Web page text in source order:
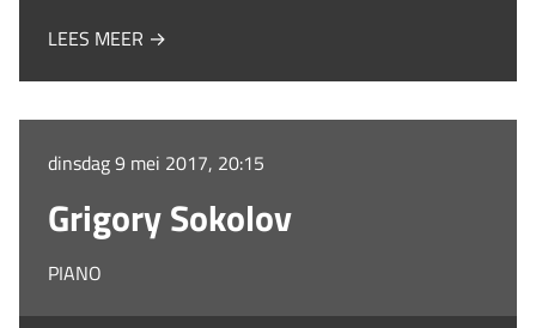
LEES MEER →
dinsdag 9 mei 2017, 20:15
Grigory Sokolov
PIANO